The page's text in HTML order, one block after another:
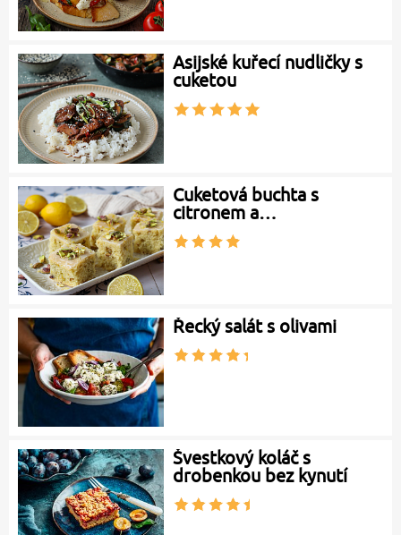
Asijské kuřecí nudličky s
cuketou
Cuketová buchta s
citronem a…
Řecký salát s olivami
Švestkový koláč s
drobenkou bez kynutí